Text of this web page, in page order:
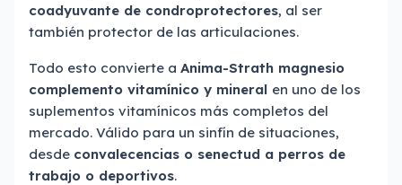
coadyuvante de condroprotectores, al ser
también protector de las articulaciones.
Todo esto convierte a Anima-Strath magnesio
complemento vitamínico y mineral en uno de los
suplementos vitamínicos más completos del
mercado. Válido para un sinfín de situaciones,
desde convalecencias o senectud a perros de
trabajo o deportivos.